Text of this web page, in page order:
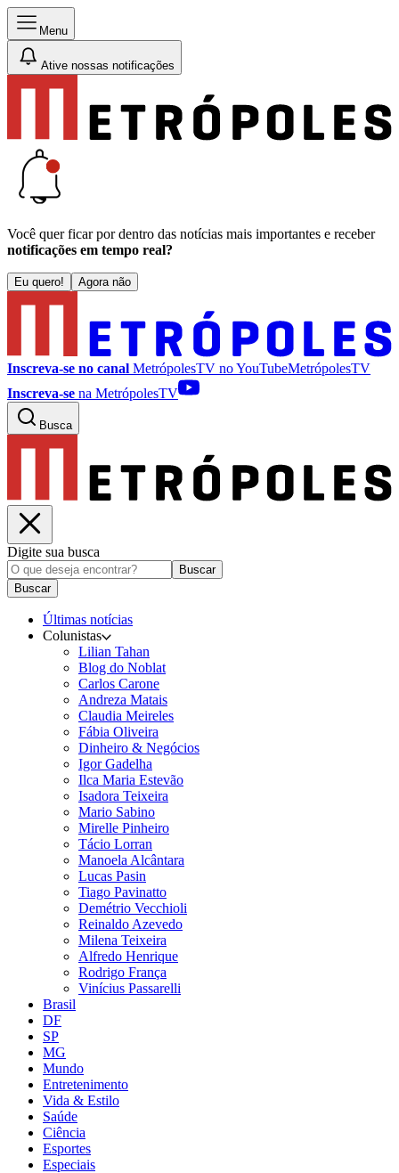
Menu
Ative nossas notificações
Você quer ficar por dentro das notícias mais importantes e receber
notificações em tempo real?
Eu quero! Agora não
Inscreva-se no canal MetrópolesTV noYouTubeMetrópolesTV
Inscreva-se na MetrópolesTV
Busca
Digite sua busca
Buscar
Buscar
Últimas notícias
Colunistas
Lilian Tahan
Blog do Noblat
Carlos Carone
Andreza Matais
Claudia Meireles
Fábia Oliveira
Dinheiro & Negócios
Igor Gadelha
Ilca Maria Estevão
Isadora Teixeira
Mario Sabino
Mirelle Pinheiro
Tácio Lorran
Manoela Alcântara
Lucas Pasin
Tiago Pavinatto
Demétrio Vecchioli
Reinaldo Azevedo
Milena Teixeira
Alfredo Henrique
Rodrigo França
Vinícius Passarelli
Brasil
DF
SP
MG
Mundo
Entretenimento
Vida & Estilo
Saúde
Ciência
Esportes
Especiais